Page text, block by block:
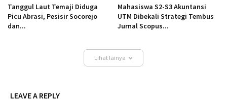
Tanggul Laut Temaji Diduga
Picu Abrasi, Pesisir Socorejo
dan...
Mahasiswa S2-S3 Akuntansi
UTM Dibekali Strategi Tembus
Jurnal Scopus...
Lihat lainya
LEAVE A REPLY